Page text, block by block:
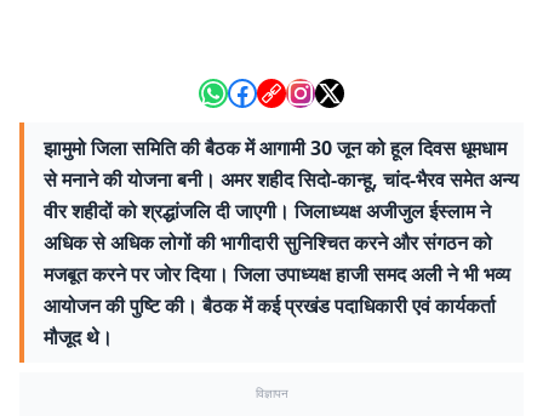
झामुमो जिला समिति की बैठक में आगामी 30 जून को हूल दिवस धूमधाम
से मनाने की योजना बनी। अमर शहीद सिदो-कान्हू, चांद-भैरव समेत अन्य
वीर शहीदों को श्रद्धांजलि दी जाएगी। जिलाध्यक्ष अजीजुल ईस्लाम ने
अधिक से अधिक लोगों की भागीदारी सुनिश्चित करने और संगठन को
मजबूत करने पर जोर दिया। जिला उपाध्यक्ष हाजी समद अली ने भी भव्य
आयोजन की पुष्टि की। बैठक में कई प्रखंड पदाधिकारी एवं कार्यकर्ता
मौजूद थे।
विज्ञापन